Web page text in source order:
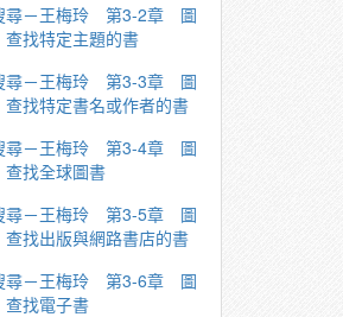
尋－王梅玲 第3-2章 圖
找特定主題的書
尋－王梅玲 第3-3章 圖
找特定書名或作者的書
尋－王梅玲 第3-4章 圖
找全球圖書
尋－王梅玲 第3-5章 圖
找出版與網路書店的書
尋－王梅玲 第3-6章 圖
找電子書